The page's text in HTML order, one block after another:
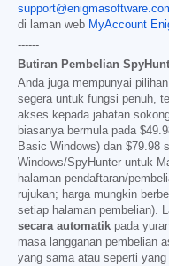
di laman web MyAccount
------
Butiran Pembelian
Anda juga mempunyai
segera untuk fungsi penuh,
akses kepada jabatan
biasanya bermula pada
Basic Windows) dan $79.98
Windows/SpyHunter untuk
halaman pendaftaran/
rujukan; harga mungkin
setiap halaman pembelian).
secara automatik pada
masa langganan pembelian
yang sama atau seperti